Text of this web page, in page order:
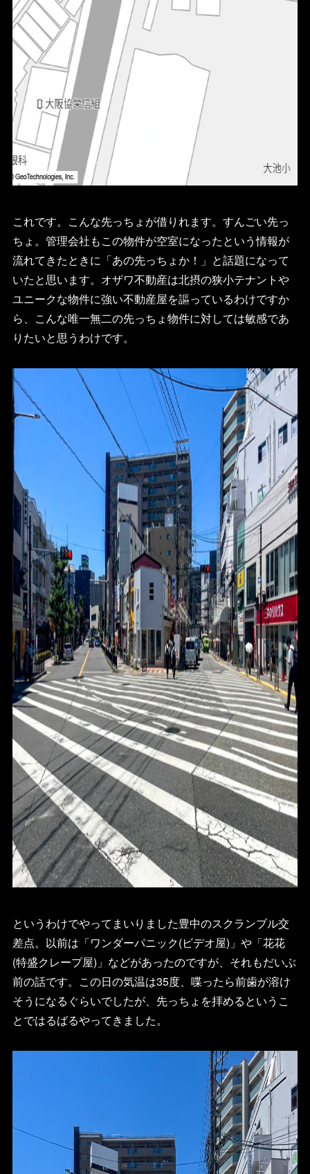
これです。こんな先っちょが借りれます。すんごい先っ
ちょ。管理会社もこの物件が空室になったという情報が
流れてきたときに「あの先っちょか！」と話題になって
いたと思います。オザワ不動産は北摂の狭小テナントや
ユニークな物件に強い不動産屋を謳っているわけですか
ら、こんな唯一無二の先っちょ物件に対しては敏感であ
りたいと思うわけです。
というわけでやってまいりました豊中のスクランブル交
差点。以前は「ワンダーパニック(ビデオ屋)」や「花花
(特盛クレープ屋)」などがあったのですが、それもだいぶ
前の話です。この日の気温は35度、喋ったら前歯が溶け
そうになるぐらいでしたが、先っちょを拝めるというこ
とではるばるやってきました。